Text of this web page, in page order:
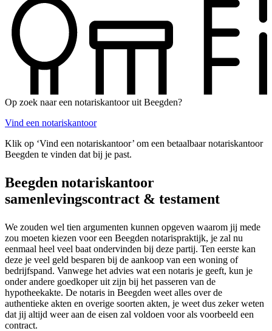
Op zoek naar een notariskantoor uit Beegden?
Vind een notariskantoor
Klik op ‘Vind een notariskantoor’ om een betaalbaar notariskantoor
Beegden te vinden dat bij je past.
Beegden notariskantoor
samenlevingscontract & testament
We zouden wel tien argumenten kunnen opgeven waarom jij mede
zou moeten kiezen voor een Beegden notarispraktijk, je zal nu
eenmaal heel veel baat ondervinden bij deze partij. Ten eerste kan
deze je veel geld besparen bij de aankoop van een woning of
bedrijfspand. Vanwege het advies wat een notaris je geeft, kun je
onder andere goedkoper uit zijn bij het passeren van de
hypotheekakte. De notaris in Beegden weet alles over de
authentieke akten en overige soorten akten, je weet dus zeker weten
dat jij altijd weer aan de eisen zal voldoen voor als voorbeeld een
contract.